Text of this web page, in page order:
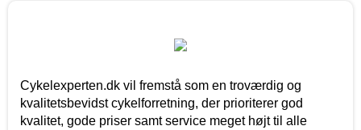
Cykelexperten.dk vil fremstå som en troværdig og
kvalitetsbevidst cykelforretning, der prioriterer god
kvalitet, gode priser samt service meget højt til alle